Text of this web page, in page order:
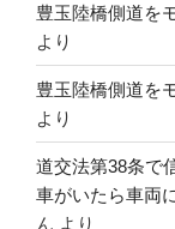
豊玉陸橋側道を
より
豊玉陸橋側道を
より
道交法第38条で
車がいたら車両
ん より